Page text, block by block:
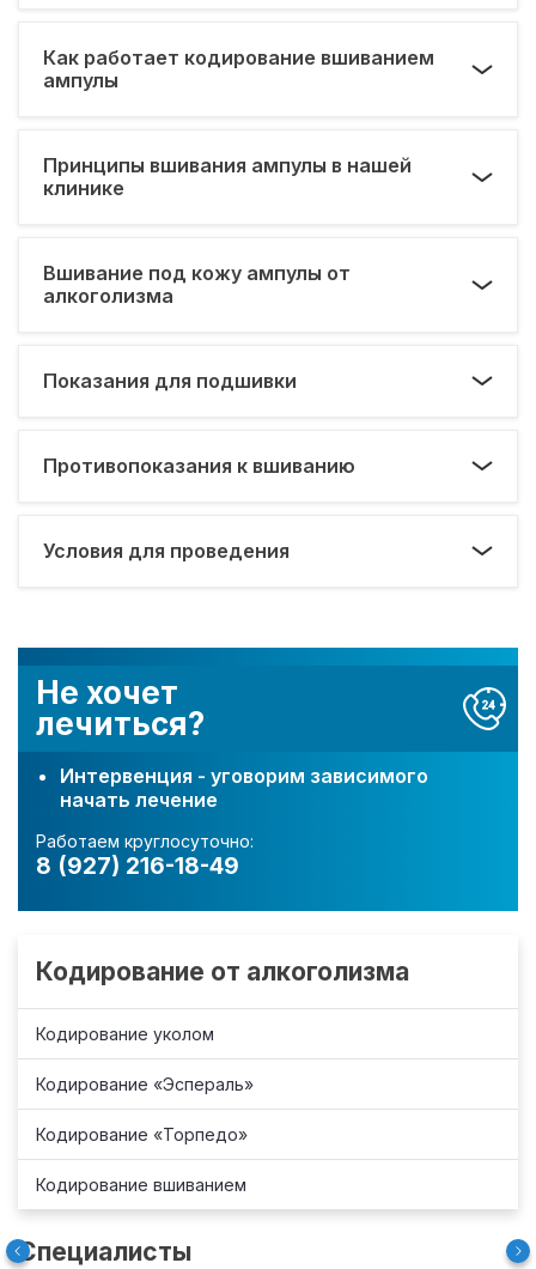
Не хочет
лечиться?
Интервенция - уговорим зависимого
начать лечение
Работаем круглосуточно:
8 (927) 216-18-49
Кодирование от алкоголизма
Кодирование уколом
Кодирование «Эспераль»
Кодирование «Торпедо»
Кодирование вшиванием
Специалисты
Как работает кодирование вшиванием
ампулы
Принципы вшивания ампулы в нашей
клинике
Вшивание под кожу ампулы от
алкоголизма
Показания для подшивки
Противопоказания к вшиванию
Условия для проведения